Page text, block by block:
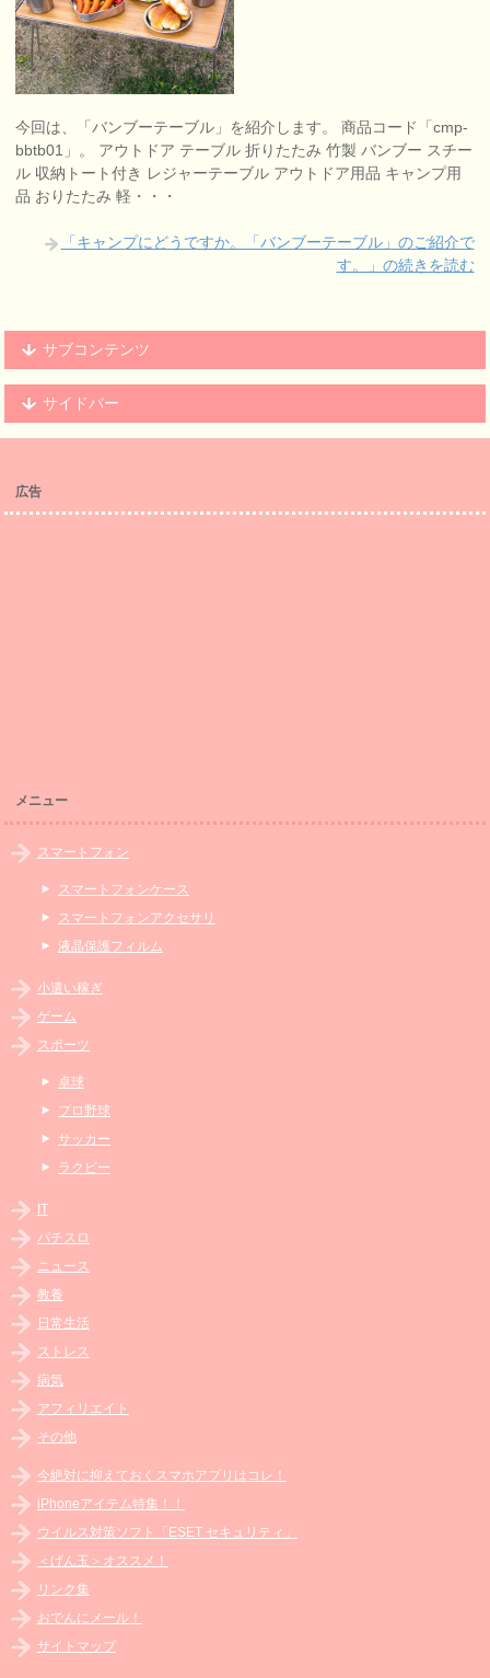
今回は、「バンブーテーブル」を紹介します。 商品コード「cmp-
bbtb01」。 アウトドア テーブル 折りたたみ 竹製 バンブー スチー
ル 収納トート付き レジャーテーブル アウトドア用品 キャンプ用
品 おりたたみ 軽・・・
「キャンプにどうですか。「バンブーテーブル」のご紹介で
す。」の続きを読む
サブコンテンツ
サイドバー
広告
メニュー
スマートフォン
スマートフォンケース
スマートフォンアクセサリ
液晶保護フィルム
小遣い稼ぎ
ゲーム
スポーツ
卓球
プロ野球
サッカー
ラクビー
IT
パチスロ
ニュース
教養
日常生活
ストレス
病気
アフィリエイト
その他
今絶対に抑えておくスマホアプリはコレ！
iPhoneアイテム特集！！
ウイルス対策ソフト「ESET セキュリティ」
＜げん玉＞オススメ！
リンク集
おでんにメール！
サイトマップ